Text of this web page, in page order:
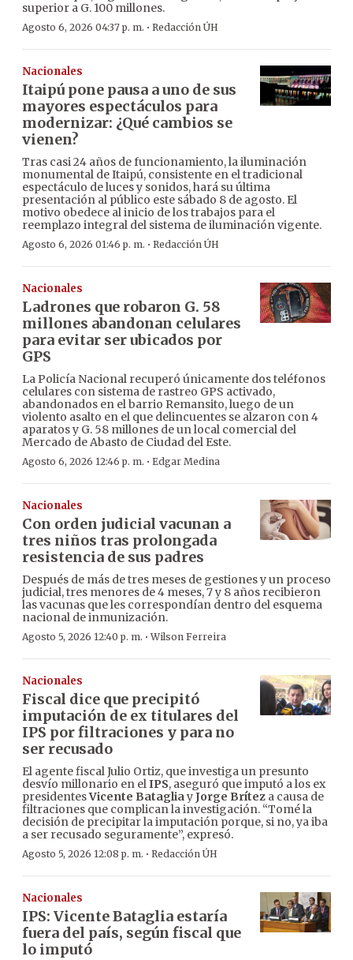
superior a G. 100 millones.
Agosto 6, 2026 04:37 p. m. · Redacción ÚH
Nacionales
Itaipú pone pausa a uno de sus
mayores espectáculos para
modernizar: ¿Qué cambios se
vienen?
Tras casi 24 años de funcionamiento, la iluminación
monumental de Itaipú, consistente en el tradicional
espectáculo de luces y sonidos, hará su última
presentación al público este sábado 8 de agosto. El
motivo obedece al inicio de los trabajos para el
reemplazo integral del sistema de iluminación vigente.
Agosto 6, 2026 01:46 p. m. · Redacción ÚH
Nacionales
Ladrones que robaron G. 58
millones abandonan celulares
para evitar ser ubicados por
GPS
La Policía Nacional recuperó únicamente dos teléfonos
celulares con sistema de rastreo GPS activado,
abandonados en el barrio Remansito, luego de un
violento asalto en el que delincuentes se alzaron con 4
aparatos y G. 58 millones de un local comercial del
Mercado de Abasto de Ciudad del Este.
Agosto 6, 2026 12:46 p. m. · Edgar Medina
Nacionales
Con orden judicial vacunan a
tres niños tras prolongada
resistencia de sus padres
Después de más de tres meses de gestiones y un proceso
judicial, tres menores de 4 meses, 7 y 8 años recibieron
las vacunas que les correspondían dentro del esquema
nacional de inmunización.
Agosto 5, 2026 12:40 p. m. ·Wilson Ferreira
Nacionales
Fiscal dice que precipitó
imputación de ex titulares del
IPS por filtraciones y para no
ser recusado
El agente fiscal Julio Ortiz, que investiga un presunto
desvío millonario en elIPS, aseguró que imputó a los ex
presidentesVicente BatagliayJorge Brítez a causa de
filtraciones que complican la investigación. “Tomé la
decisión de precipitar la imputación porque, si no, ya iba
a ser recusado seguramente”, expresó.
Agosto 5, 2026 12:08 p. m. · Redacción ÚH
Nacionales
IPS: Vicente Bataglia estaría
fuera del país, según fiscal que
lo imputó